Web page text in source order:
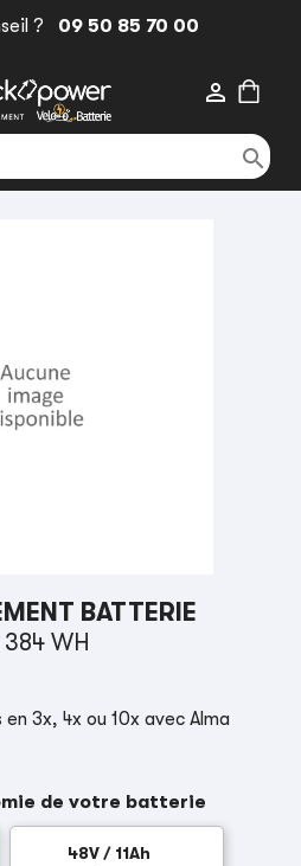
? 09 50 85 70 00


BATTERIE
| 384 WH
en 3x, 4x ou 10x avec Alma
de votre batterie
48V / 11Ah